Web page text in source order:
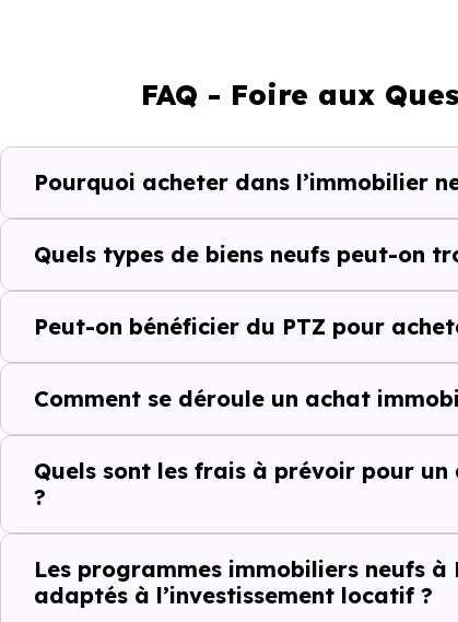
Maison
Ces prix varient selon
programme. Notre
Bourg-d'Oueil (31110)
Avec 87.5 % de
complémentaires : un
comparer au-
À première vue, leprix au
FAQ - Foire aux
Pourquoi acheter dans l’immobilier
Quels types de biens neufs peut-on
Peut-on bénéficier du PTZ pour
Comment se déroule un achat
Quels sont les frais à prévoir pour
?
Les programmes immobiliers neufs
adaptés à l’investissement locatif ?